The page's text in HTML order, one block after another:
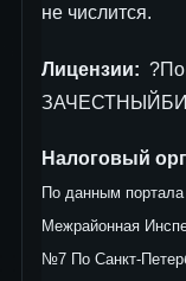
не числится.
Лицензии: ?По
Налоговый
По данным
Межрайонная
№7 По Санкт-